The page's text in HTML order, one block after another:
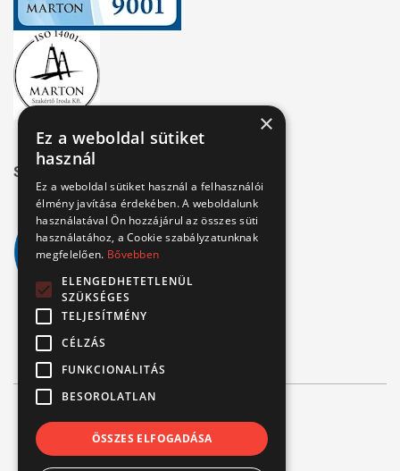
Széchenyi 2020
© Verbis Kft 2026
ÁSZF
×
Ez a weboldal sütiket
használ
Ez a weboldal sütiket használ a felhasználói
élmény javítása érdekében. A weboldalunk
használatával Ön hozzájárul az összes süti
használatához, a Cookie szabályzatunknak
megfelelően. Bővebben
ELENGEDHETETLENÜL
SZÜKSÉGES
TELJESÍTMÉNY
CÉLZÁS
FUNKCIONALITÁS
BESOROLATLAN
ÖSSZES ELFOGADÁSA